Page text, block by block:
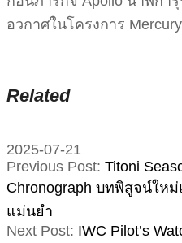
อวกาศในโครงการ
Related
2025-07-21
Previous Post: Titoni
Chronograph บทพิสูจน์ให
แม่นยำ
Next Post: IWC Pilot’s